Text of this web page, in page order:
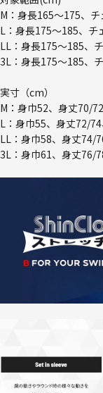
M：身長165～175、
L：身長175～185、チ
LL：身長175～185、
3L：身長175～185、
実寸（cm）
M：身巾52、身丈70/
L：身巾55、身丈72/
LL：身巾58、身丈74/
3L：身巾61、身丈76/